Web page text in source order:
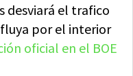
desviará el trafico
por el interior
oficial en el BOE